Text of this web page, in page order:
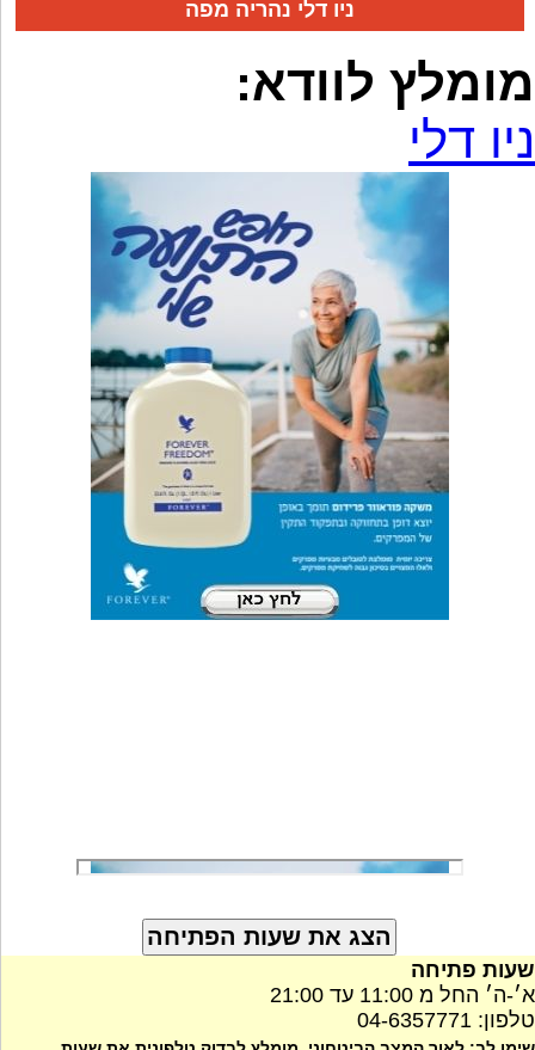
ניו דלי נהריה מפה
מומלץ לוודא:
ניו דלי
שעות פתיחה
א׳-ה׳ החל מ 11:00 עד 21:00
טלפון: 04-6357771